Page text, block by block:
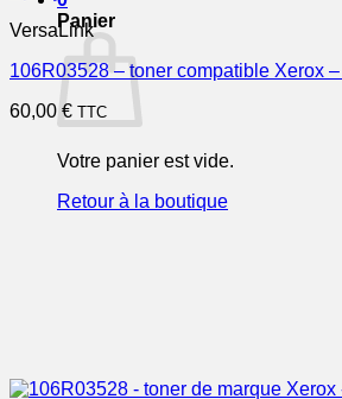
Panier
Votre panier est vide.
Retour à la boutique
VersaLink
106R03528 – toner compatible Xerox
60,00 € TTC